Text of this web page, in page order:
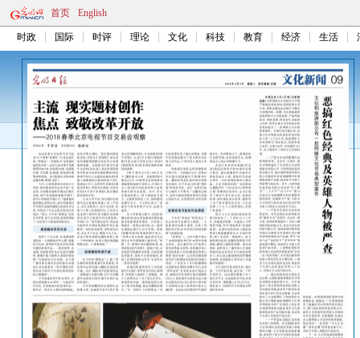
首页 English
时政 国际 时评 理论 文化 科技 教育 经济 生活